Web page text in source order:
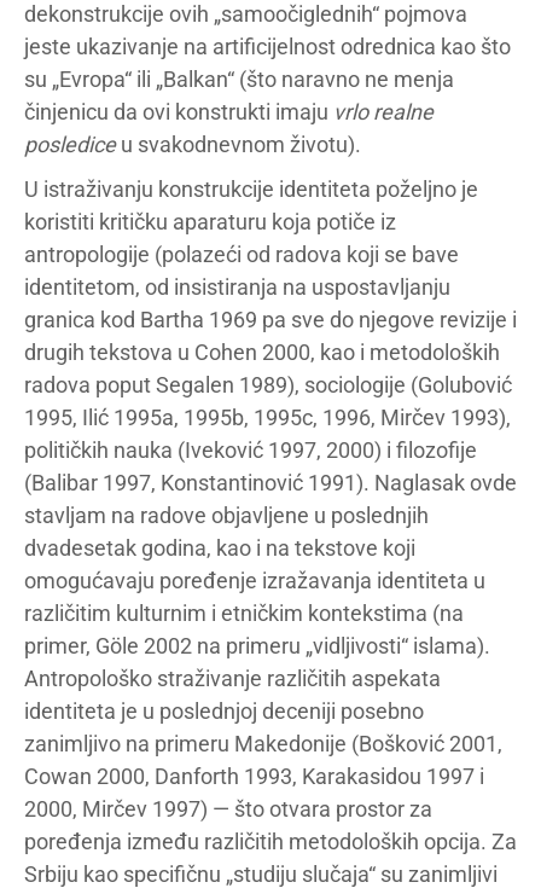
dekonstrukcije ovih „samoočiglednih“ pojmova
jeste ukazivanje na artificijelnost odrednica kao što
su „Evropa“ ili „Balkan“ (što naravno ne menja
činjenicu da ovi konstrukti imaju vrlo realne
poslediceu svakodnevnom životu).
U istraživanju konstrukcije identiteta poželjno je
koristiti kritičku aparaturu koja potiče iz
antropologije (polazeći od radova koji se bave
identitetom, od insistiranja na uspostavljanju
granica kod Bartha 1969 pa sve do njegove revizije i
drugih tekstova u Cohen 2000, kao i metodoloških
radova poput Segalen 1989), sociologije (Golubović
1995, Ilić 1995a, 1995b, 1995c, 1996, Mirčev 1993),
političkih nauka (Iveković 1997, 2000) i filozofije
(Balibar 1997, Konstantinović 1991). Naglasak ovde
stavljam na radove objavljene u poslednjih
dvadesetak godina, kao i na tekstove koji
omogućavaju poređenje izražavanja identiteta u
različitim kulturnim i etničkim kontekstima (na
primer, Göle 2002 na primeru „vidljivosti“ islama).
Antropološko straživanje različitih aspekata
identiteta je u poslednjoj deceniji posebno
zanimljivo na primeru Makedonije (Bošković 2001,
Cowan 2000, Danforth 1993, Karakasidou 1997 i
2000, Mirčev 1997) — što otvara prostor za
poređenja između različitih metodoloških opcija. Za
Srbiju kao specifičnu „studiju slučaja“ su zanimljivi